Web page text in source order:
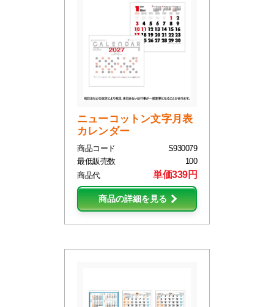
ニューコットン文字月表
カレンダー
商品コード
S930079
最低販売数
100
商品代
単価339円
商品の詳細を見る